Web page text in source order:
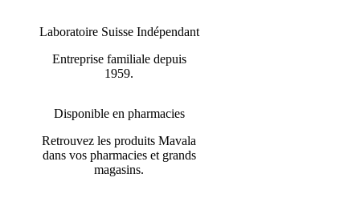
Laboratoire Suisse Indépendant
Entreprise familiale depuis
1959.
Disponible en pharmacies
Retrouvez les produits Mavala
dans vos pharmacies et grands
magasins.